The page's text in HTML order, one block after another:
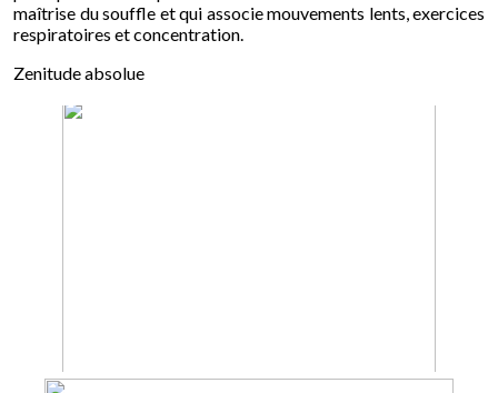
maîtrise du souffle et qui associe mouvements lents, exercices
respiratoires et concentration.
Zenitude absolue